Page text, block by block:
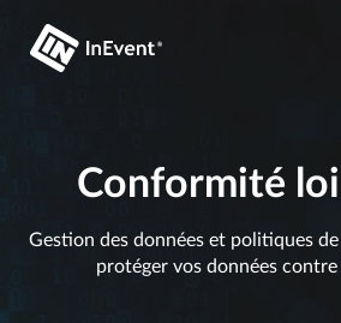
Conformité
Gestion des données et politiques
protéger vos données contre